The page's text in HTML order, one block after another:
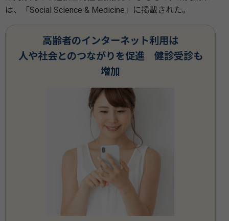
は、「Social Science & Medicine」に掲載された。
高齢者のインターネット利用は
人や社会とのつながりを促進 健診受診も
増加